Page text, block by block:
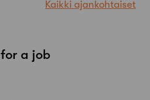
Kaikki ajankohtaiset
a job